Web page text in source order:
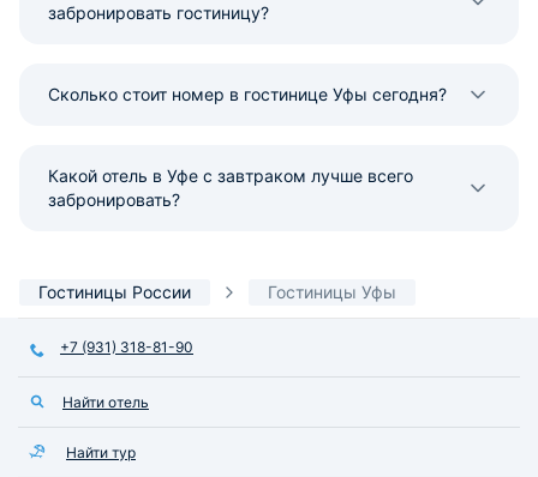
забронировать гостиницу?
Сколько стоит номер в гостинице Уфы сегодня?
Какой отель в Уфе с завтраком лучше всего
забронировать?
Гостиницы России Гостиницы Уфы
+7 (931) 318-81-90
Найти отель
Найти тур